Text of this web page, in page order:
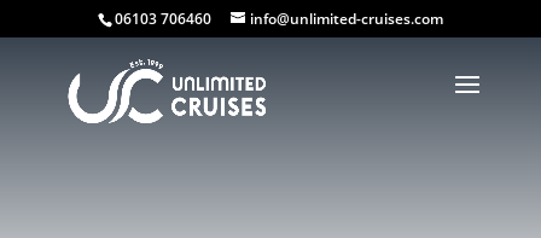
06103 706460 info@unlimited-cruises.com